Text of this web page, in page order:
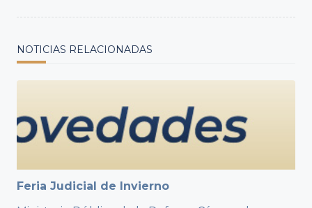
NOTICIAS RELACIONADAS
Feria Judicial de Invierno